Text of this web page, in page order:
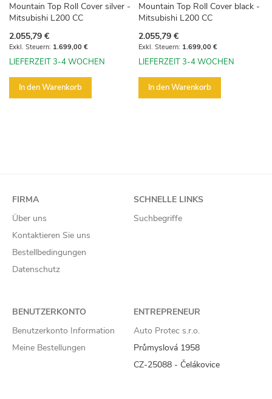
Mountain Top Roll Cover silver -
Mitsubishi L200 CC
2.055,79 €
1.699,00 €
LIEFERZEIT 3-4 WOCHEN
In den Warenkorb
Mountain Top Roll Cover black -
Mitsubishi L200 CC
2.055,79 €
1.699,00 €
LIEFERZEIT 3-4 WOCHEN
In den Warenkorb
FIRMA
Über uns
Kontaktieren Sie uns
Bestellbedingungen
Datenschutz
SCHNELLE LINKS
Suchbegriffe
BENUTZERKONTO
Benutzerkonto Information
Meine Bestellungen
ENTREPRENEUR
Auto Protec s.r.o.
Průmyslová 1958
CZ-25088 - Čelákovice